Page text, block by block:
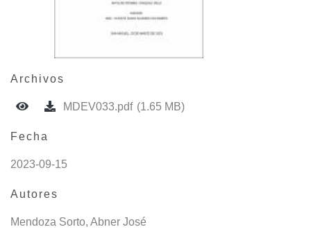
Archivos
MDEV033.pdf (1.65 MB)
Fecha
2023-09-15
Autores
Mendoza Sorto, Abner José